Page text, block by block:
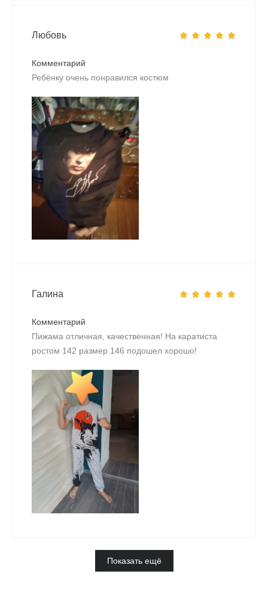
Любовь
Комментарий
Ребёнку очень понравился костюм
Галина
Комментарий
Пижама отличная, качественная! На каратиста
ростом 142 размер 146 подошел хорошо!
Показать ещё